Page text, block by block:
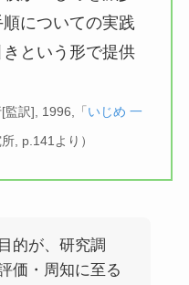
についての実践
という形で提供
監訳], 1996,「 いじめ 一
, p.141より）
的が、研究調
価・周知に至る